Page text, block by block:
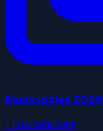
Municipales 2026
1 liste candidate